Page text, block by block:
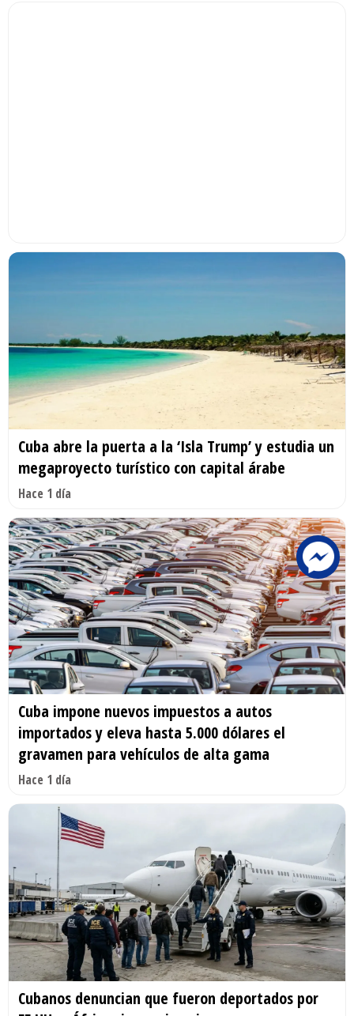
Cuba abre la puerta a la ‘Isla Trump’ y estudia un
megaproyecto turístico con capital árabe
Hace 1 día
Cuba impone nuevos impuestos a autos
importados y eleva hasta 5.000 dólares el
gravamen para vehículos de alta gama
Hace 1 día
Cubanos denuncian que fueron deportados por